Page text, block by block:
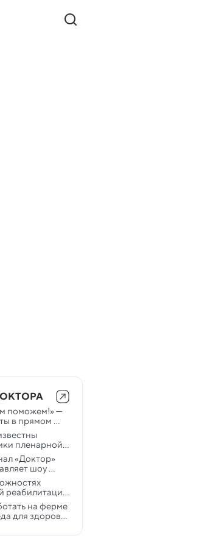
поможем!» —
в прямом
рак
пленарной
на
«Доктор»
шоу
с Яной
реабилитации
«Доктор»
на ферме
для здоровья